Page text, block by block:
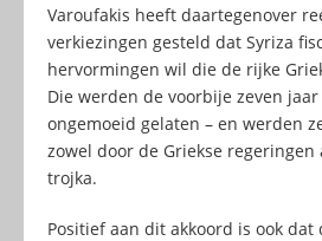
Varoufakis heeft daartegenover
verkiezingen gesteld dat Syriza
hervormingen wil die de rijke
Die werden de voorbije zeven
ongemoeid gelaten – en werden
zowel door de Griekse regeringen
trojka.
Positief aan dit akkoord is ook dat